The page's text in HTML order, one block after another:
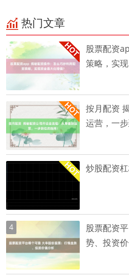
热门文章
股票配资app 揭秘配资操作：怎么巧妙
策略，实
按月配资 揭秘配资公司开设全流程：从筹备到
运营，一
炒股配资
4
股票配资
势、投资